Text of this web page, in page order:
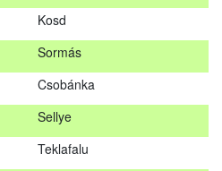
Kosd
Sormás
Csobánka
Sellye
Teklafalu
Kosd